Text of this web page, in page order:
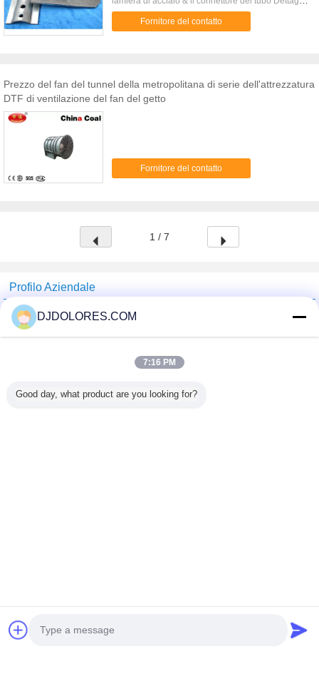
rapido: Lo scaffale della capriata di XTB & il
connettore del tubo (in due pezzi degli strati) è
connettore del tubo comprende due hanno
galvanizzato la lamiera di acciaio. Ogni strato ha 5
vita. La sua manutenzione è molto facile. Mentre
corrono, lo scaffale della capriata & il connettore
con un tubo in opposizione del sistema di
ventilazione della ferrovia della capriata.
facile, prestazione affidabile e vita lunga.
Fornitore del contatto
Prezzo del fan del tunnel della metropolitana di serie dell'attrezzatura
DTF di ventilazione del fan del getto
Fornitore del contatto
1 / 7
Profilo Aziendale
Shenzhen GSP Greenhouse Spare Parts Co.,Ltd
Fornitori Verified
Verified Suplier
DJDOLORES.COM
7:16 PM
Good day, what product are you looking for?